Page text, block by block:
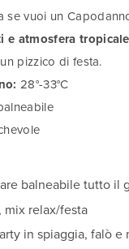
se vuoi un
e atmosfera tropicale
pizzico di festa.
28°-33°C
balneabile tutto il
mix relax/festa
in spiaggia, falò e